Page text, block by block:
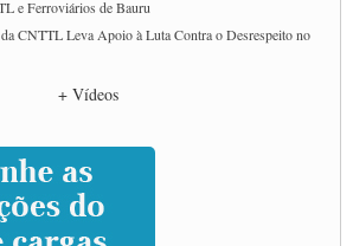
e Ferroviários de Bauru
CNTTL Leva Apoio à Luta Contra o Desrespeito no
e cobram diálogo com Lula
participam de debate sobre saúde nas
global para transporte rodoviário de cargas na
+ Vídeos